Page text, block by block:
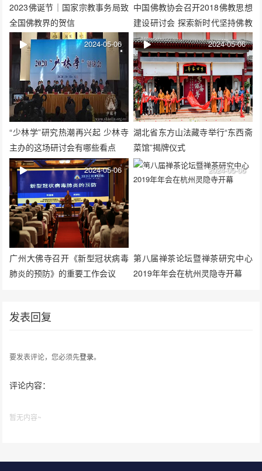
2023佛诞节｜国家宗教事务局致
全国佛教界的贺信
中国佛教协会召开2018佛教思想
建设研讨会 探索新时代坚持佛教
中国化方向的路径与实践
“少林学”研究热潮再兴起 少林寺
主办的这场研讨会有哪些看点
2024-05-06
湖北省东方山法藏寺举行“东西斋
菜馆”揭牌仪式
2024-05-06
广州大佛寺召开《新型冠状病毒
肺炎的预防》的重要工作会议
2024-05-06
第八届禅茶论坛暨禅茶研究中心
2019年年会在杭州灵隐寺开幕
2024-05-06
发表回复
要发表评论，您必须先登录。
评论内容：
暂无内容~